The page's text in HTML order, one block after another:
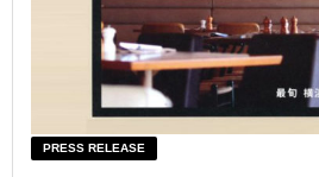
PRESS RELEASE